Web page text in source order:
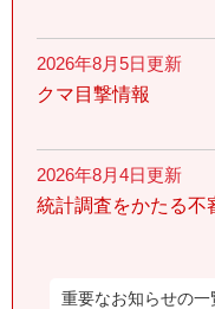
2026年8月5日更新
クマ目撃情報
2026年8月4日更新
統計調査をかたる不
重要なお知らせの一